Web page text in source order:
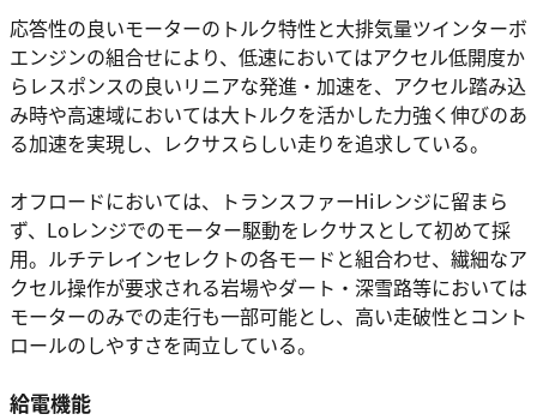
応答性の良いモーターのトルク特性と大排気量ツインターボ
エンジンの組合せにより、低速においてはアクセル低開度か
らレスポンスの良いリニアな発進・加速を、アクセル踏み込
み時や高速域においては大トルクを活かした力強く伸びのあ
る加速を実現し、レクサスらしい走りを追求している。
オフロードにおいては、トランスファーHiレンジに留まら
ず、Loレンジでのモーター駆動をレクサスとして初めて採
用。ルチテレインセレクトの各モードと組合わせ、繊細なア
クセル操作が要求される岩場やダート・深雪路等においては
モーターのみでの走行も一部可能とし、高い走破性とコント
ロールのしやすさを両立している。
給電機能